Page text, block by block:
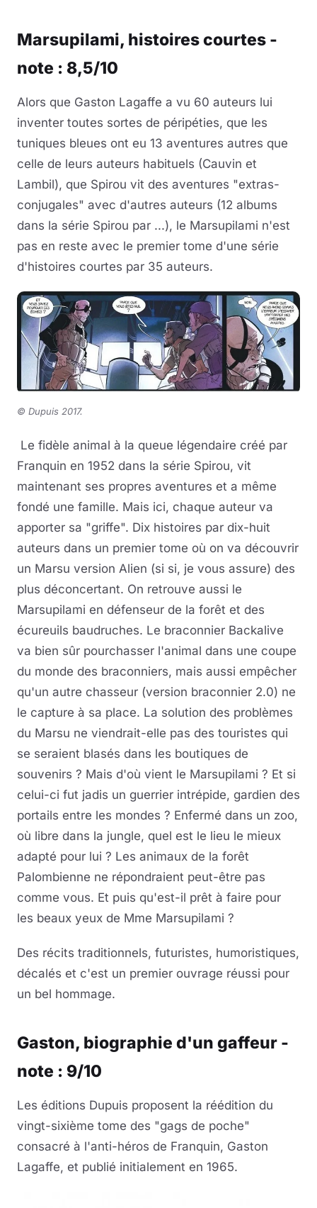
Marsupilami, histoires courtes -
note : 8,5/10
Alors que Gaston Lagaffe a vu 60 auteurs lui
inventer toutes sortes de péripéties, que les
tuniques bleues ont eu 13 aventures autres que
celle de leurs auteurs habituels (Cauvin et
Lambil), que Spirou vit des aventures "extras-
conjugales" avec d'autres auteurs (12 albums
dans la série Spirou par ...), le Marsupilami n'est
pas en reste avec le premier tome d'une série
d'histoires courtes par 35 auteurs.
© Dupuis 2017.
Le fidèle animal à la queue légendaire créé par
Franquin en 1952 dans la série Spirou, vit
maintenant ses propres aventures et a même
fondé une famille. Mais ici, chaque auteur va
apporter sa "griffe". Dix histoires par dix-huit
auteurs dans un premier tome où on va découvrir
un Marsu version Alien (si si, je vous assure) des
plus déconcertant. On retrouve aussi le
Marsupilami en défenseur de la forêt et des
écureuils baudruches. Le braconnier Backalive
va bien sûr pourchasser l'animal dans une coupe
du monde des braconniers, mais aussi empêcher
qu'un autre chasseur (version braconnier 2.0) ne
le capture à sa place. La solution des problèmes
du Marsu ne viendrait-elle pas des touristes qui
se seraient blasés dans les boutiques de
souvenirs ? Mais d'où vient le Marsupilami ? Et si
celui-ci fut jadis un guerrier intrépide, gardien des
portails entre les mondes ? Enfermé dans un zoo,
où libre dans la jungle, quel est le lieu le mieux
adapté pour lui ? Les animaux de la forêt
Palombienne ne répondraient peut-être pas
comme vous. Et puis qu'est-il prêt à faire pour
les beaux yeux de Mme Marsupilami ?
Des récits traditionnels, futuristes, humoristiques,
décalés et c'est un premier ouvrage réussi pour
un bel hommage.
Gaston, biographie d'un gaffeur -
note : 9/10
Les éditions Dupuis proposent la réédition du
vingt-sixième tome des "gags de poche"
consacré à l'anti-héros de Franquin, Gaston
Lagaffe, et publié initialement en 1965.